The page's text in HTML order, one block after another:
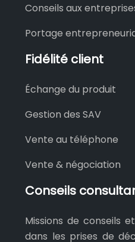
Conseils aux
Portage
Fidélité client
Échange du produit
Gestion des SAV
Vente au téléphone
Vente & négociation
Conseils
Missions de conseils
dans les prises de